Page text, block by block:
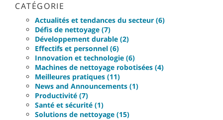
CATÉGORIE
Actualités et tendances du secteur (6)
Défis de nettoyage (7)
Développement durable (2)
Effectifs et personnel (6)
Innovation et technologie (6)
Machines de nettoyage robotisées (4)
Meilleures pratiques (11)
News and Announcements (1)
Productivité (7)
Santé et sécurité (1)
Solutions de nettoyage (15)